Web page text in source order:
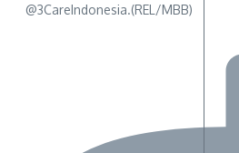
@3CareIndonesia.(REL/MBB)